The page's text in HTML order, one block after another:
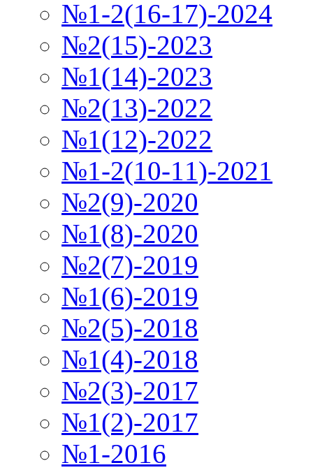
№1-2(16-17)-2024
№2(15)-2023
№1(14)-2023
№2(13)-2022
№1(12)-2022
№1-2(10-11)-2021
№2(9)-2020
№1(8)-2020
№2(7)-2019
№1(6)-2019
№2(5)-2018
№1(4)-2018
№2(3)-2017
№1(2)-2017
№1-2016